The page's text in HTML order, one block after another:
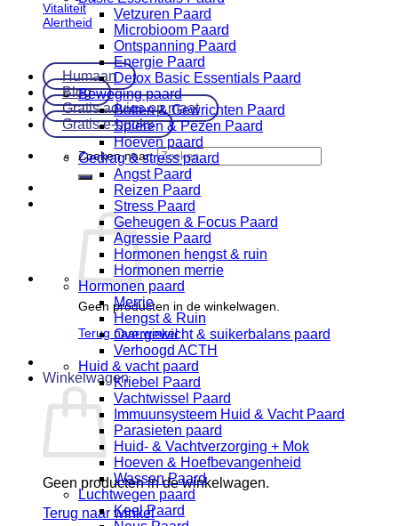
Vitaliteit
Alertheid
Humaan
Blog
Gratis advies op maat
Gratis e-books
Zoeken naar:
Geen producten in de winkelwagen.
Terug naar winkel
Winkelwagen
Geen producten in de winkelwagen.
Terug naar winkel
Vetzuren Paard
Microbioom Paard
Ontspanning Paard
Energie Paard
Detox Basic Essentials Paard
Beweging paard
Botten & Gewrichten Paard
Spieren & Pezen Paard
Hoeven paard
Gedrag & stress paard
Angst Paard
Reizen Paard
Stress Paard
Geheugen & Focus Paard
Agressie Paard
Hormonen hengst & ruin
Hormonen merrie
Hormonen paard
Merrie
Hengst & Ruin
Overgewicht & suikerbalans paard
Verhoogd ACTH
Huid & vacht paard
Kriebel Paard
Vachtwissel Paard
Immuunsysteem Huid & Vacht Paard
Parasieten paard
Huid- & Vachtverzorging + Mok
Hoeven & Hoefbevangenheid
Wassen Paard
Luchtwegen paard
Keel Paard